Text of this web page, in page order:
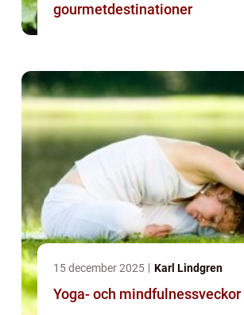
gourmetdestinationer
15 december 2025 Karl Lindgren
Yoga- och mindfulnessveckor